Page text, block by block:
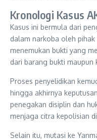
Kronologi Kasus
Kasus ini bermula dari
dalam narkoba oleh
menemukan bukti yang
dari barang bukti maupun
Proses penyelidikan
hingga akhirnya
penegakan disiplin dan
menjaga citra kepolisian
Selain itu, mutasi ke